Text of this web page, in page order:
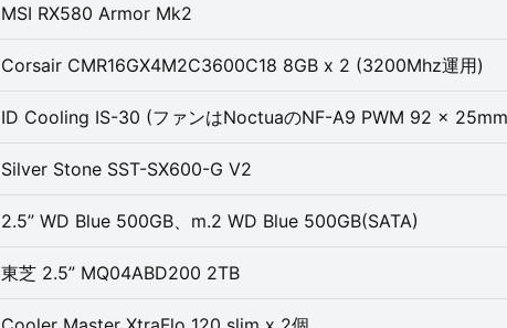
MSI RX580 Armor Mk2
Corsair CMR16GX4M2C3600C18 8GB x 2 (3200Mhz運用)
ID Cooling IS-30 (ファンはNoctuaのNF-A9 PWM 92 x
Silver Stone SST-SX600-G V2
2.5” WD Blue 500GB、m.2 WD Blue 500GB(SATA)
東芝 2.5” MQ04ABD200 2TB